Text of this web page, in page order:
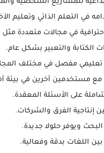
للمشاريع الشخصية
في التعلم الذاتي وتعليم
في مجالات متعددة مثل
الكتابة والتعبير بشكل عام.
تعليمي مفصل في مختلف
مع مستخدمين آخرين في بيئة
على الأسئلة المعقدة.
إنتاجية الفرق والشركات.
ويوفر حلولا جديدة.
بين اللغات بدقة وفعالية.